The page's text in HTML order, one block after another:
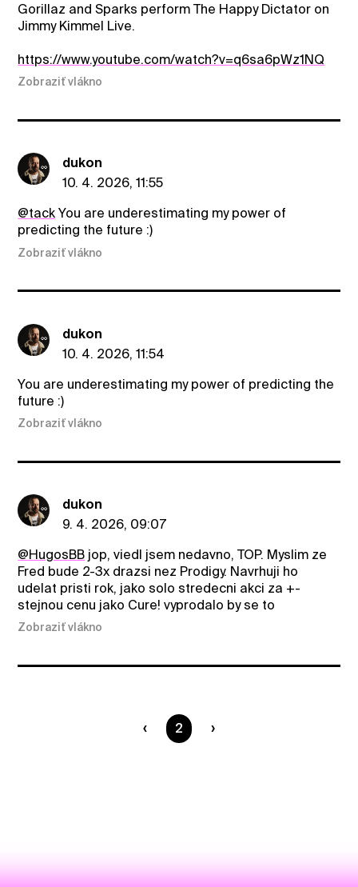
Gorillaz and Sparks perform The Happy Dictator on
Jimmy Kimmel Live.
https://www.youtube.com/watch?v=q6sa6pWz1NQ
Zobraziť vlákno
dukon
10. 4. 2026, 11:55
@tack You are underestimating my power of
predicting the future :)
Zobraziť vlákno
dukon
10. 4. 2026, 11:54
You are underestimating my power of predicting the
future :)
Zobraziť vlákno
dukon
9. 4. 2026, 09:07
@HugosBB jop, viedl jsem nedavno, TOP. Myslim ze
Fred bude 2-3x drazsi nez Prodigy. Navrhuji ho
udelat pristi rok, jako solo stredecni akci za +-
stejnou cenu jako Cure! vyprodalo by se to
Zobraziť vlákno
Ste na strane
2